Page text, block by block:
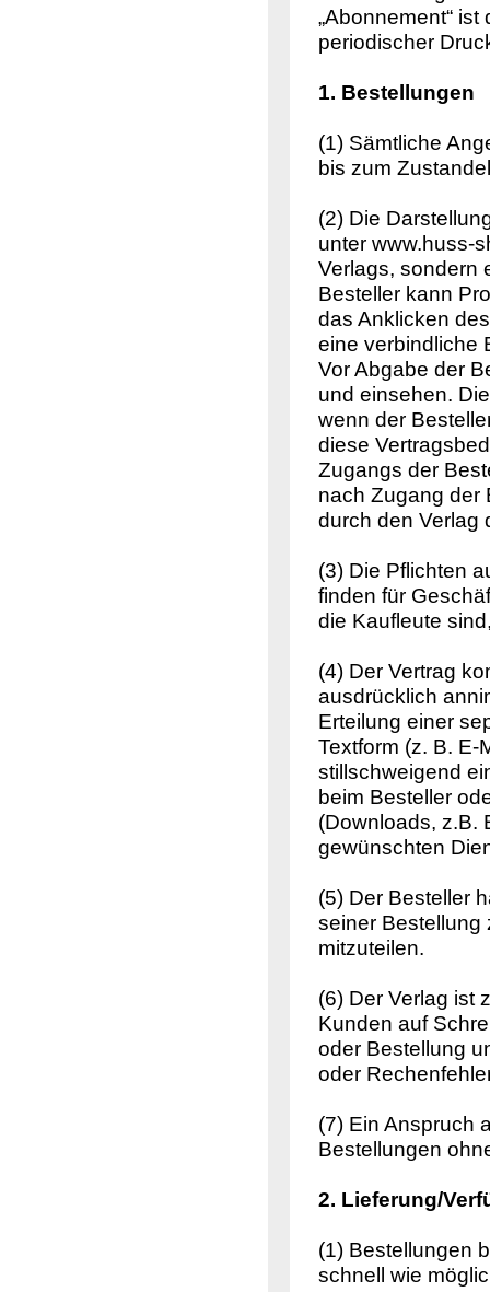
„Abonnement“
periodischer
1. Bestellungen
(1) Sämtliche
bis zum
(2) Die
unter www.huss-
Verlags, sondern
Besteller kann
das Anklicken
eine verbindliche
Vor Abgabe der
und einsehen.
wenn der
diese
Zugangs der
nach Zugang der
durch den Verlag
(3) Die Pflichten
finden für
die Kaufleute
(4) Der Vertrag
ausdrücklich
Erteilung einer
Textform (z. B. E-
stillschweigend
beim Besteller
(Downloads, z.B.
gewünschten
(5) Der Besteller
seiner Bestellung
mitzuteilen.
(6) Der Verlag ist
Kunden auf
oder Bestellung
oder
(7) Ein Anspruch
Bestellungen
2. Lieferung/
(1) Bestellungen
schnell wie